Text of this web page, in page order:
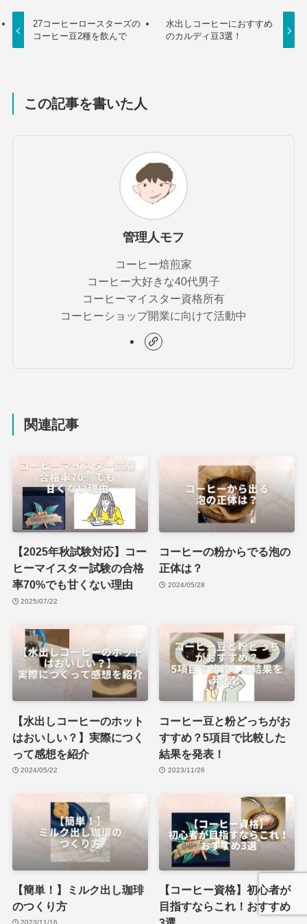
27コーヒーロースターズの
コーヒー豆2種を飲んで
水出しコーヒーにおすすめ
のカルディ豆3選！
この記事を書いた人
管理人モフ
コーヒー焙煎家
コーヒー大好きな40代男子
コーヒーマイスター資格所有
コーヒーショップ開業に向けて活動中
関連記事
【2025年秋試験対応】コー
ヒーマイスター試験の合格
率70%でも甘くない理由
2025/07/22
コーヒーの粉からでる泡の
正体は？
2024/05/28
【水出しコーヒーのホット
はおいしい？】実際につく
って感想を紹介
2024/05/22
コーヒー豆と粉どっちがお
すすめ？5項目で比較した
結果を発表！
2023/11/26
【簡単！】ミルク出し珈琲
のつくり方
2023/11/16
【コーヒー資格】初心者が
目指すならこれ！おすすめ